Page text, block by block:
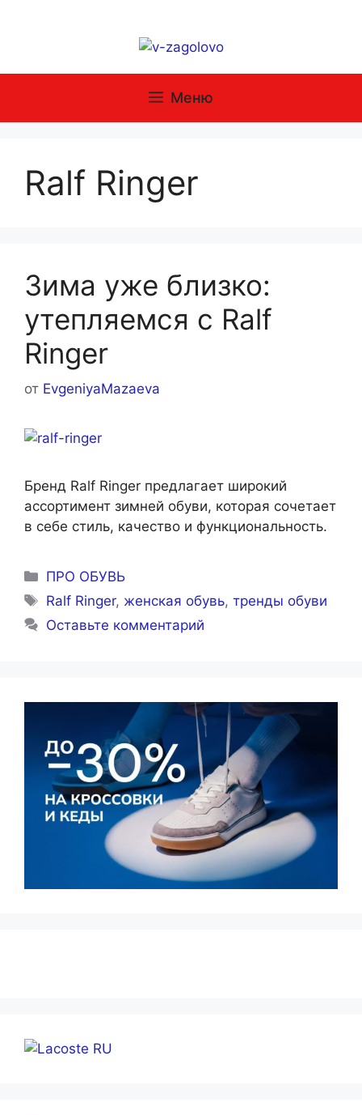
Меню
Ralf Ringer
Зима уже близко:
утепляемся с Ralf
Ringer
от EvgeniyaMazaeva
Бренд Ralf Ringer предлагает широкий
ассортимент зимней обуви, которая сочетает
в себе стиль, качество и функциональность.
Рубрики
ПРО ОБУВЬ
Метки
Ralf Ringer, женская обувь,тренды обуви
Оставьте комментарий